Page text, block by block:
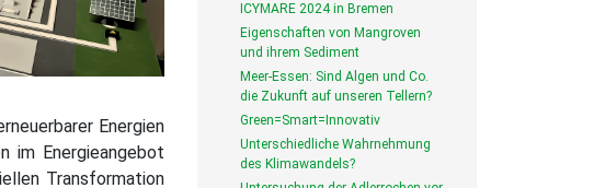
Energien
im Energieangebot
Transformation
ICYMARE 2024 in Bremen
Eigenschaften von Mangroven
und ihrem Sediment
Meer-Essen: Sind Algen und Co.
die Zukunft auf unseren Tellern?
Green=Smart=Innovativ
Unterschiedliche Wahrnehmung
des Klimawandels?